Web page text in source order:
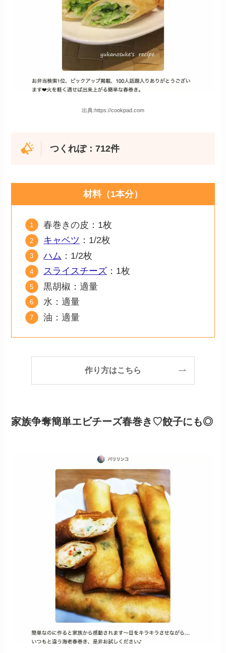
出典:https://cookpad.com
つくれぽ：712件
材料（1本分）
春巻きの皮：1枚
キャベツ ：1/2枚
ハム ：1/2枚
スライスチーズ ：1枚
黒胡椒：適量
水：適量
油：適量
作り方はこちら
家族争奪簡単エビチーズ春巻き♡餃子にも◎